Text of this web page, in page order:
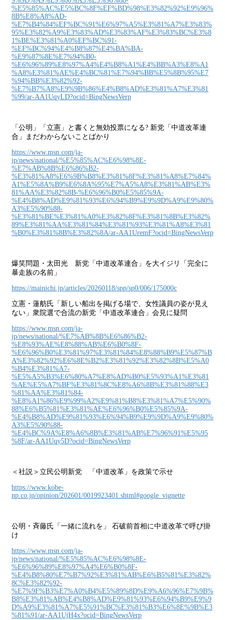
%E5%85%AC%E5%BC%8F%EF%BD%98%E3%82%92%E9%96%
8B%E8%A8%AD-
%E7%B4%84%EF%BC%91%E6%97%A5%E3%81%A7%E3%83%
95%E3%82%A9%E3%83%AD%E3%83%AF%E3%83%BC%E3%8
1%BE%E3%81%A0%EF%BC%91-
%EF%BC%94%E4%B8%87%E4%BA%BA-
%E9%87%8E%E7%94%B0-
%E6%96%89%E8%97%A4%E4%B8%A1%E4%BB%A3%E8%A1
%A8%E3%81%AE%E4%BC%81%E7%94%BB%E5%8B%95%E7
%94%BB%E3%82%92-
%E7%B7%A8%E9%9B%86%E4%B8%AD%E3%81%A7%E3%81
%99/ar-AA1UqyLD?ocid=BingNewsVerp
「公明」「立憲」と書くと無効投票になる? 新党「中道改革連
合」まだわからないことばかり
https://www.msn.com/ja-
jp/news/national/%E5%85%AC%E6%98%8E-
%E7%AB%8B%E6%86%B2-
%E3%81%A8%E6%9B%B8%E3%81%8F%E3%81%A8%E7%84%
A1%E5%8A%B9%E6%8A%95%E7%A5%A8%E3%81%AB%E3%
81%AA%E3%82%8B-%E6%96%B0%E5%85%9A-
%E4%B8%AD%E9%81%93%E6%94%B9%E9%9D%A9%E9%80%
A3%E5%90%88-
%E3%81%BE%E3%81%A0%E3%82%8F%E3%81%8B%E3%82%
89%E3%81%AA%E3%81%84%E3%81%93%E3%81%A8%E3%81
%B0%E3%81%8B%E3%82%8A/ar-AA1UremF?ocid=BingNewsVerp
爆笑問題・太田光 新党「中道改革連合」を大イジリ「完全に
暴走族の名前」
https://mainichi.jp/articles/20260118/spp/sp0/006/175000c
立憲・蓮舫氏「新しい船出を掲げる場で、女性議員の姿が見え
ない」衆院選で合流の新党「中道改革連合」会見に疑問
https://www.msn.com/ja-
jp/news/national/%E7%AB%8B%E6%86%B2-
%E8%93%AE%E8%88%AB%E6%B0%8F-
%E6%96%B0%E3%81%97%E3%81%84%E8%88%B9%E5%87%B
A%E3%82%92%E6%8E%B2%E3%81%92%E3%82%8B%E5%A0
%B4%E3%81%A7-
%E5%A5%B3%E6%80%A7%E8%AD%B0%E5%93%A1%E3%81
%AE%E5%A7%BF%E3%81%8C%E8%A6%8B%E3%81%88%E3
%81%AA%E3%81%84-
%E8%A1%86%E9%99%A2%E9%81%B8%E3%81%A7%E5%90%
88%E6%B5%81%E3%81%AE%E6%96%B0%E5%85%9A-
%E4%B8%AD%E9%81%93%E6%94%B9%E9%9D%A9%E9%80%
A3%E5%90%88-
%E4%BC%9A%E8%A6%8B%E3%81%AB%E7%96%91%E5%95
%8F/ar-AA1Uqy5D?ocid=BingNewsVerp
＜社説＞立民公明新党 「中道改革」を政策で示せ
https://www.kobe-
np.co.jp/opinion/202601/0019923401.shtml#google_vignette
公明・斉藤氏「一緒に流れを」 石破前首相に中道改革で呼び掛
け
https://www.msn.com/ja-
jp/news/national/%E5%85%AC%E6%98%8E-
%E6%96%89%E8%97%A4%E6%B0%8F-
%E4%B8%80%E7%B7%92%E3%81%AB%E6%B5%81%E3%82%
8C%E3%82%92-
%E7%9F%B3%E7%A0%B4%E5%89%8D%E9%A6%96%E7%9B%
B8%E3%81%AB%E4%B8%AD%E9%81%93%E6%94%B9%E9%9
D%A9%E3%81%A7%E5%91%BC%E3%81%B3%E6%8E%9B%E3
%81%91/ar-AA1UjH4x?ocid=BingNewsVerp